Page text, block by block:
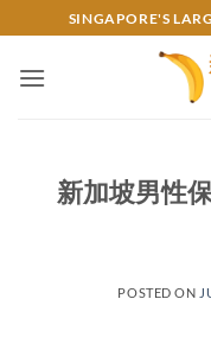
to
content
SINGAPORE'S
新加坡男性
POSTED ON